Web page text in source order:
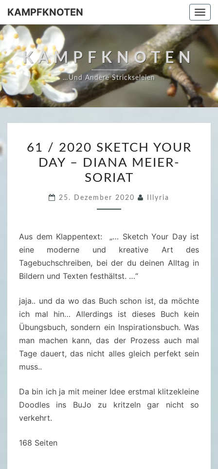
Skip
content
KAMPFKNOTEN
KAMPFKNOTEN
…und Andere Strickseleien
1
/
2
2
K
T
C
Y
61 / 2020 SKETCH YOUR
DAY – DIANA MEIER-
SORIAT
25. Dezember 2020 Illyria
Aus dem Klappentext: „… Sketch Your Day ist
eine moderne und kreative Art des
Tagebuchschreiben, bei der du deinen Alltag in
Bildern und Texten festhältst. …“
jaja.. und da wo das Buch schon ist, da möchte
ich mal hin… Allerdings ist dieses Buch kein
Übungsbuch, sondern ein Inspirationsbuch. Was
man machen kann, das der Prozess auch mal
Tage dauert, das nicht alles gleich perfekt sein
muss..
Da bin ich ja mit meiner Idee erstmal klitzekleine
Doodles ins BuJo zu kritzeln gar nicht so
verkehrt.
168 Seiten